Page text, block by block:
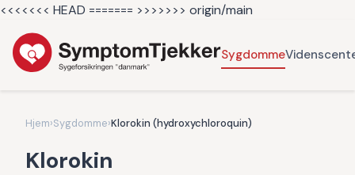
<<<<<<< HEAD ======= >>>>>>> origin/main
Sygdomme
Hjem›Sygdomme›Klorokin (hydroxychloroquin)
Klorokin